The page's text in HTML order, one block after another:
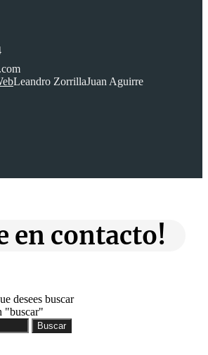
Leandro ZorrillaJuan Aguirre
en contacto!
desees buscar
"buscar"
Buscar